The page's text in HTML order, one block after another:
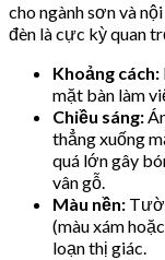
cho ngành sơn và
đèn là cực kỳ quan
Khoảng cách:
mặt bàn làm
Chiều sáng:
thẳng xuống
quá lớn gây
vân gỗ.
Màu nền:
(màu xám
loạn thị giác.